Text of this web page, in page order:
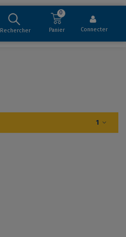
Rechercher Panier
0
Connecter
1